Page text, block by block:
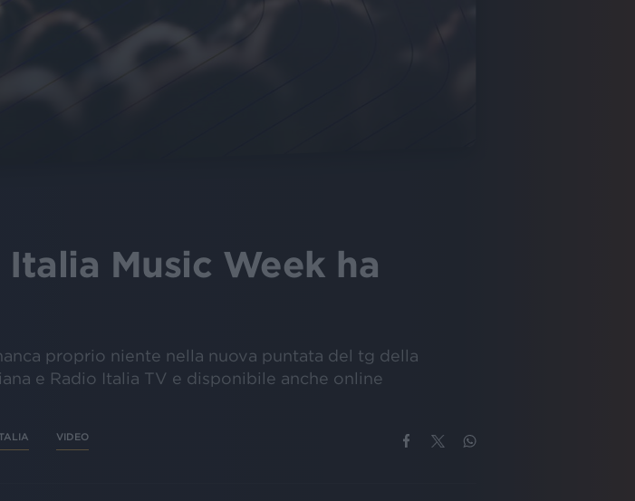
Music Week ha
proprio niente nella nuova puntata del tg della
e Radio Italia TV e disponibile anche online
VIDEO